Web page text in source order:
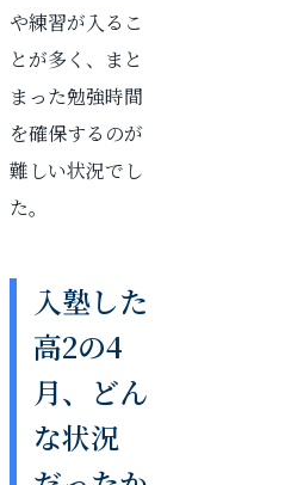
や練習が入るこ
とが多く、まと
まった勉強時間
を確保するのが
難しい状況でし
た。
入塾した
高2の4
月、どん
な状況